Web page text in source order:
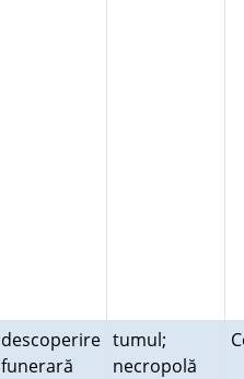
descoperire
funerară
tumul;
necropolă